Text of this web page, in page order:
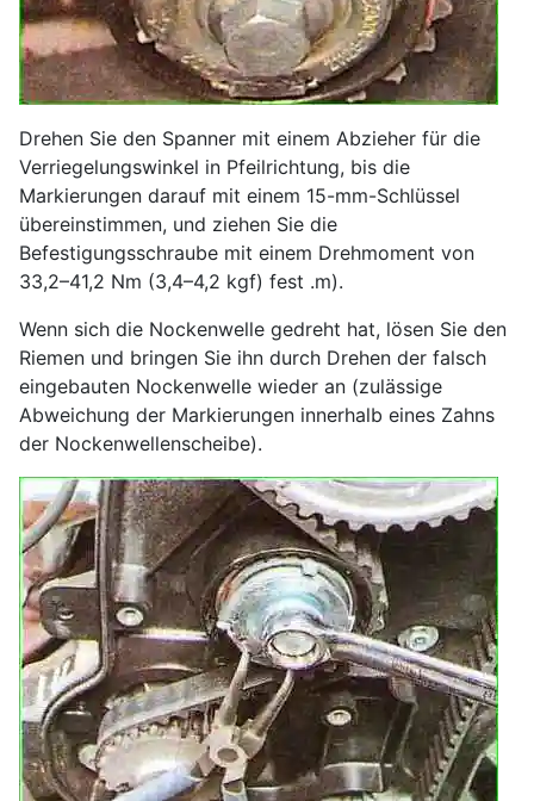
Drehen Sie den Spanner mit einem Abzieher für die
Verriegelungswinkel in Pfeilrichtung, bis die
Markierungen darauf mit einem 15-mm-Schlüssel
übereinstimmen, und ziehen Sie die
Befestigungsschraube mit einem Drehmoment von
33,2–41,2 Nm (3,4–4,2 kgf) fest .m).
Wenn sich die Nockenwelle gedreht hat, lösen Sie den
Riemen und bringen Sie ihn durch Drehen der falsch
eingebauten Nockenwelle wieder an (zulässige
Abweichung der Markierungen innerhalb eines Zahns
der Nockenwellenscheibe).